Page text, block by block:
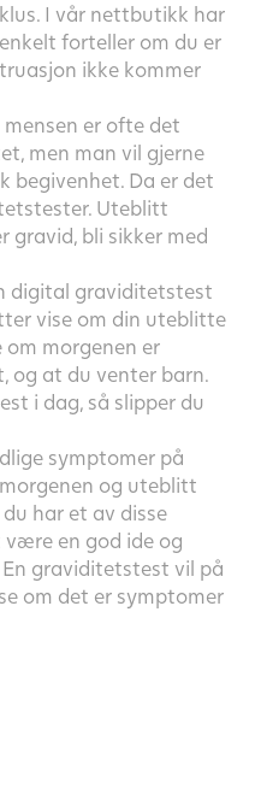
I vår nettbutikk har
forteller om du er
ikke kommer
er ofte det
men man vil gjerne
begivenhet. Da er det
Uteblitt
gravid, bli sikker med
digital graviditetstest
vise om din uteblitte
morgenen er
og at du venter barn.
i dag, så slipper du
symptomer på
og uteblitt
har et av disse
en god ide og
graviditetstest vil på
om det er symptomer